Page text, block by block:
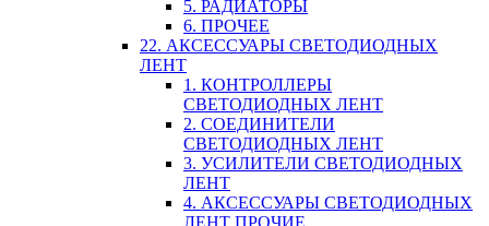
5. РАДИАТОРЫ
6. ПРОЧЕЕ
22. АКСЕССУАРЫ СВЕТОДИОДНЫХ
ЛЕНТ
1. КОНТРОЛЛЕРЫ
СВЕТОДИОДНЫХ ЛЕНТ
2. СОЕДИНИТЕЛИ
СВЕТОДИОДНЫХ ЛЕНТ
3. УСИЛИТЕЛИ СВЕТОДИОДНЫХ
ЛЕНТ
4. АКСЕССУАРЫ СВЕТОДИОДНЫХ
ЛЕНТ ПРОЧИЕ